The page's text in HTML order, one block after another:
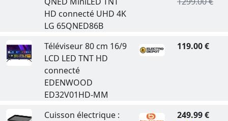
HD connecté UHD 4K
LG 65QNED86B
Téléviseur 80 cm 16/9
LCD LED TNT HD
connecté
EDENWOOD
ED32V01HD-MM
119.00 €
Cuisson électrique :
249.99 €